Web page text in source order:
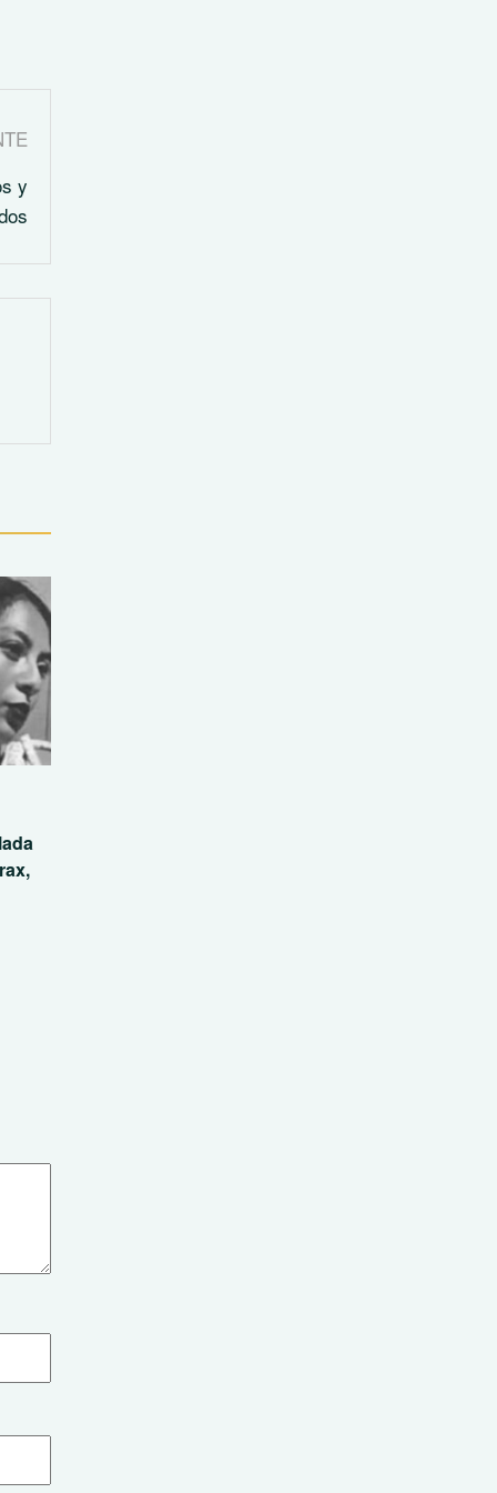
y